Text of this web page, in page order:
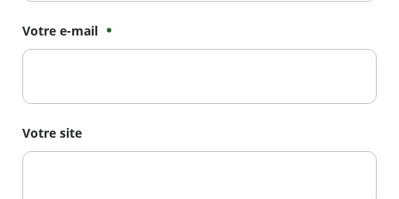
Votre e-mail
Votre site